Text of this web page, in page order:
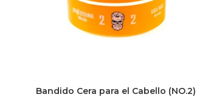
Bandido Cera para el Cabello (NO.2)